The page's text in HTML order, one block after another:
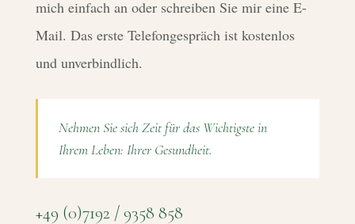
mich einfach an oder schreiben Sie mir eine E-
Mail. Das erste Telefongespräch ist kostenlos
und unverbindlich.
Nehmen Sie sich Zeit für das Wichtigste in
Ihrem Leben: Ihrer Gesundheit.
+49 (0)7192 / 9358 858